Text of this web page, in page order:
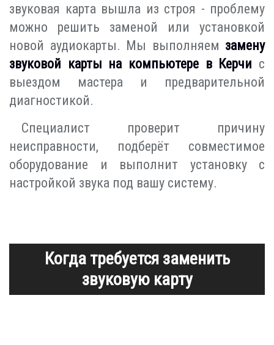
звуковая карта вышла из строя - проблему
можно решить заменой или установкой
новой аудиокарты. Мы выполняем замену
звуковой карты на компьютере в Керчи с
выездом мастера и предварительной
диагностикой.
Специалист проверит причину
неисправности, подберёт совместимое
оборудование и выполнит установку с
настройкой звука под вашу систему.
Когда требуется заменить
звуковую карту